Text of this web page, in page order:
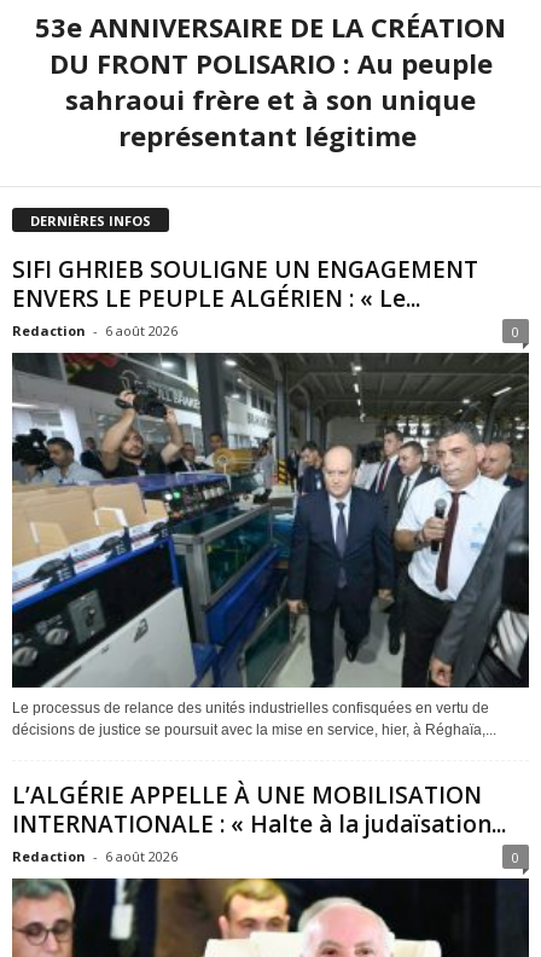
53e ANNIVERSAIRE DE LA CRÉATION
DU FRONT POLISARIO : Au peuple
sahraoui frère et à son unique
représentant légitime
DERNIÈRES INFOS
SIFI GHRIEB SOULIGNE UN ENGAGEMENT
ENVERS LE PEUPLE ALGÉRIEN : « Le...
Redaction - 6 août 2026 0
Le processus de relance des unités industrielles confisquées en vertu de
décisions de justice se poursuit avec la mise en service, hier, à Réghaïa,...
L’ALGÉRIE APPELLE À UNE MOBILISATION
INTERNATIONALE : « Halte à la judaïsation...
Redaction - 6 août 2026 0